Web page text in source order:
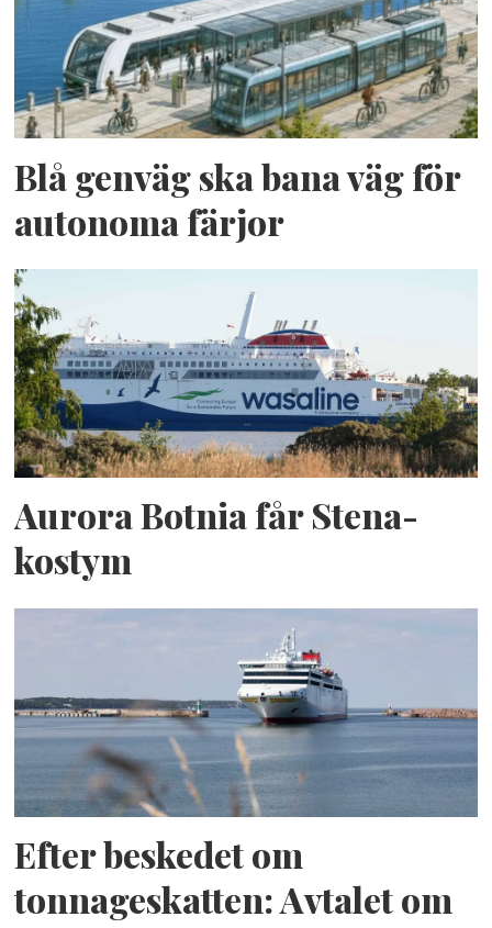
Blå genväg ska bana väg för
autonoma färjor
Aurora Botnia får Stena-
kostym
Efter beskedet om
tonnageskatten: Avtalet om